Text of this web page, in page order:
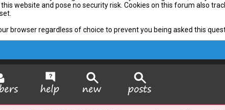
website and pose no security risk. Cookies on this forum also
browser regardless of choice to prevent you being asked this